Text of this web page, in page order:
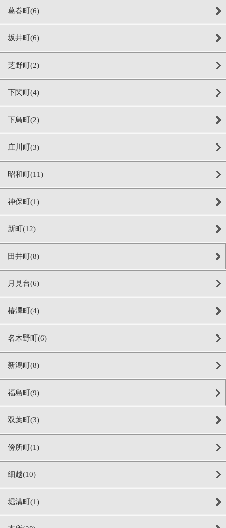
葛巻町(6)
坂井町(6)
芝野町(2)
下関町(4)
下鳥町(2)
庄川町(3)
昭和町(11)
神保町(1)
新町(12)
田井町(8)
月見台(6)
椿澤町(4)
名木野町(6)
新潟町(8)
福島町(9)
双葉町(3)
傍所町(1)
細越(10)
堀溝町(1)